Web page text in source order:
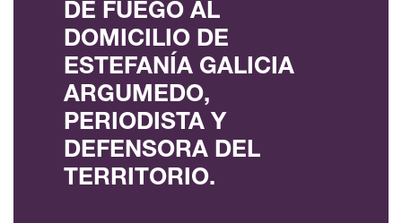
DE FUEGO AL
DOMICILIO DE
ESTEFANÍA GALICIA
ARGUMEDO,
PERIODISTA Y
DEFENSORA DEL
TERRITORIO.